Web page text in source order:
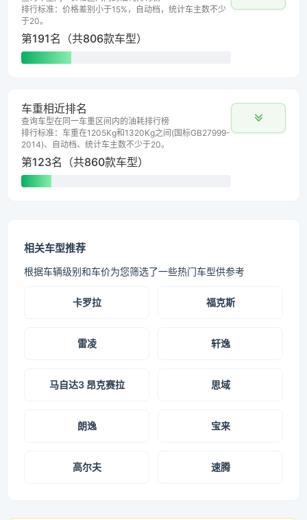
排行标准：价格差别小于15%，自动档，统计车主数不少
于20。
第191名（共806款车型）
车重相近排名
查询车型在同一车重区间内的油耗排行榜
排行标准：车重在1205Kg和1320Kg之间(国标GB27999-
2014)、自动档、统计车主数不少于20。
第123名（共860款车型）
相关车型推荐
根据车辆级别和车价为您筛选了一些热门车型供参考
卡罗拉 福克斯
雷凌 轩逸
马自达3 昂克赛拉 思域
朗逸 宝来
高尔夫 速腾